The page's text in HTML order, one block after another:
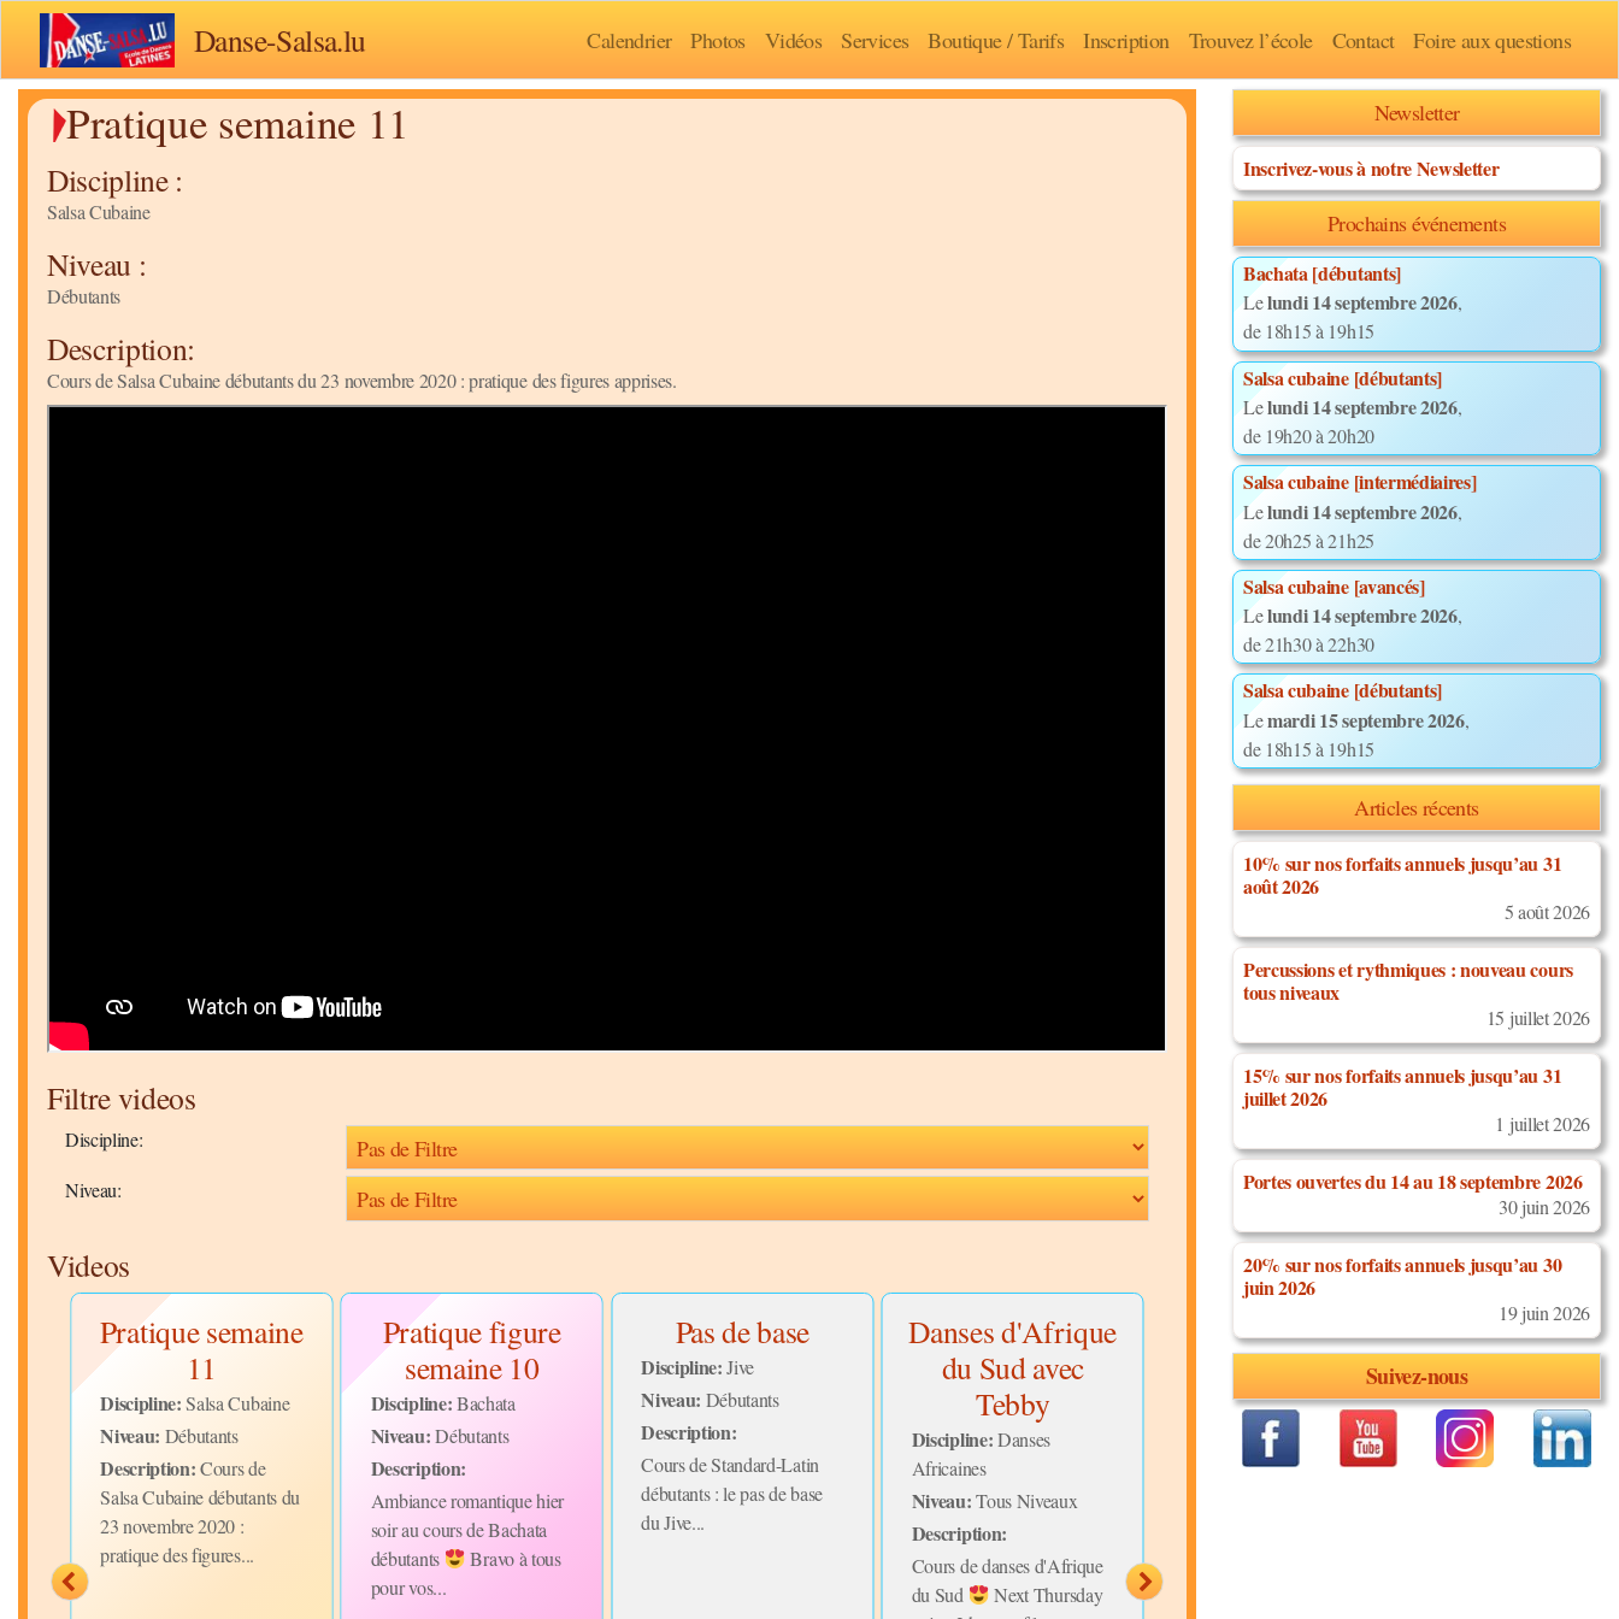
Danse-Salsa.lu Calendrier Photos Vidéos Services Boutique / Tarifs Inscription Trouvez l’école Contact Foire aux questions
Pratique semaine 11
Discipline :
Salsa Cubaine
Niveau :
Débutants
Description:
Cours de Salsa Cubaine débutants du 23 novembre 2020 : pratique des figures apprises.
Filtre videos
Discipline:
Niveau:
Videos
Pratique semaine
11
Discipline:Salsa Cubaine
Niveau: Débutants
Description:Cours de
Salsa Cubaine débutants du
23 novembre 2020 :
pratique des figures...
Pratique figure
semaine 10
Discipline:Bachata
Niveau:Débutants
Description:
Ambiance romantique hier
soir au cours de Bachata
débutants
Bravo à tous
pour vos...
Pas de base
Discipline:Jive
Niveau: Débutants
Description:
Cours de Standard-Latin
débutants : le pas de base
du Jive...
Danses d'Afrique
du Sud avec
Tebby
Discipline:Danses
Africaines
Niveau:Tous Niveaux
Description:
Cours de danses d'Afrique
du Sud
Next Thursday
Afro-Groove and
Township Jive
Discipline:Danses
Niveau:Tous Niveaux
Figure
Discipline:
Niveau:Débutants
Description:
Bachata débutants
Newsletter
Inscrivez-vous à notre Newsletter
Prochains événements
Bachata [débutants]
Lelundi 14 septembre 2026,
de 18h15 à 19h15
Salsa cubaine [débutants]
Lelundi 14 septembre 2026,
de 19h20 à 20h20
Salsa cubaine [intermédiaires]
Lelundi 14 septembre 2026,
de 20h25 à 21h25
Salsa cubaine [avancés]
Lelundi 14 septembre 2026,
de 21h30 à 22h30
Salsa cubaine [débutants]
Lemardi 15 septembre 2026,
de 18h15 à 19h15
Articles récents
10% sur nos forfaits annuels jusqu’au 31
août 2026
5 août 2026
Percussions et rythmiques : nouveau cours
tous niveaux
15 juillet 2026
15% sur nos forfaits annuels jusqu’au 31
juillet 2026
1 juillet 2026
Portes ouvertes du 14 au 18 septembre 2026
30 juin 2026
20% sur nos forfaits annuels jusqu’au 30
juin 2026
19 juin 2026
Suivez-nous